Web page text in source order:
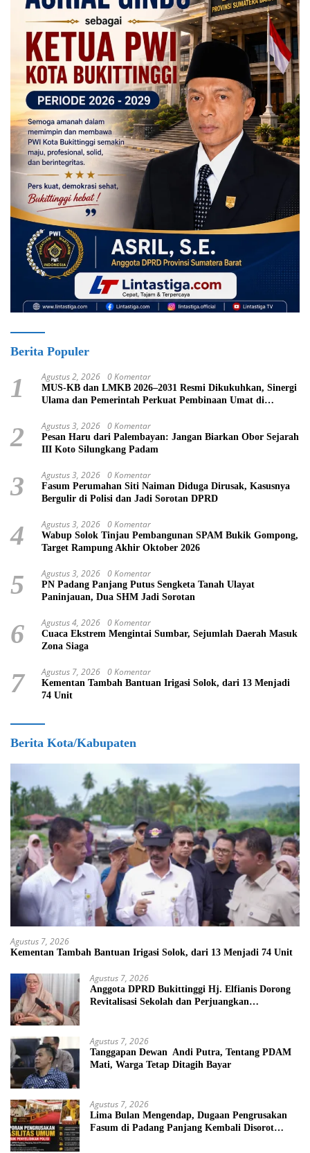
Berita Populer
1 Agustus 2, 2026 0 Komentar
MUS-KB dan LMKB 2026–2031 Resmi Dikukuhkan, Sinergi
Ulama dan Pemerintah Perkuat Pembinaan Umat di
2 Agustus 3, 2026 0 Komentar
Pesan Haru dari Palembayan: Jangan Biarkan Obor Sejarah
III Koto Silungkang Padam
3 Agustus 3, 2026 0 Komentar
Fasum Perumahan Siti Naiman Diduga Dirusak, Kasusnya
Bergulir di Polisi dan Jadi Sorotan DPRD
4 Agustus 3, 2026 0 Komentar
Wabup Solok Tinjau Pembangunan SPAM Bukik Gompong,
Target Rampung Akhir Oktober 2026
5 Agustus 3, 2026 0 Komentar
PN Padang Panjang Putus Sengketa Tanah Ulayat
Paninjauan, Dua SHM Jadi Sorotan
6 Agustus 4, 2026 0 Komentar
Cuaca Ekstrem Mengintai Sumbar, Sejumlah Daerah Masuk
Zona Siaga
7 Agustus 7, 2026 0 Komentar
Kementan Tambah Bantuan Irigasi Solok, dari 13 Menjadi
74 Unit
Berita Kota/Kabupaten
Agustus 7, 2026
Kementan Tambah Bantuan Irigasi Solok, dari 13 Menjadi 74 Unit
Agustus 7, 2026
Anggota DPRD Bukittinggi Hj. Elfianis Dorong
Revitalisasi Sekolah dan Perjuangkan
Agustus 7, 2026
Tanggapan Dewan Andi Putra, Tentang PDAM
Mati, Warga Tetap Ditagih Bayar
Agustus 7, 2026
Lima Bulan Mengendap, Dugaan Pengrusakan
Fasum di Padang Panjang Kembali Disorot